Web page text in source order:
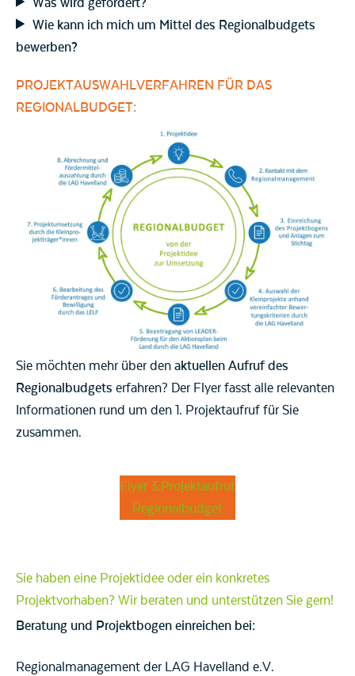
Wie kann ich mich um Mittel des Regionalbudgets
bewerben?
PROJEKTAUSWAHLVERFAHREN FÜR DAS
REGIONALBUDGET:
Sie möchten mehr über den aktuellen Aufruf des
Regionalbudgets erfahren? Der Flyer fasst alle relevanten
Informationen rund um den 1. Projektaufruf für Sie
zusammen.
Flyer 3.Projektaufruf
Regionalbudget
Sie haben eine Projektidee oder ein konkretes
Projektvorhaben? Wir beraten und unterstützen Sie gern!
Beratung und Projektbogen einreichen bei:
Regionalmanagement der LAG Havelland e.V.